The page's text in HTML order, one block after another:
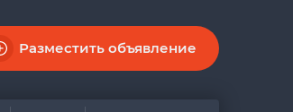
Разместить объявление